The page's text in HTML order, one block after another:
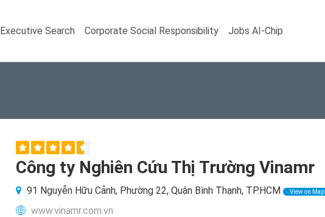
Executive Search Corporate Social Responsibility Jobs AI-Chip
Công ty Nghiên Cứu Thị Trường Vinamr
91 Nguyễn Hữu Cảnh, Phường 22, Quận Bình Thạnh, TP.HCM View on Map
www.vinamr.com.vn